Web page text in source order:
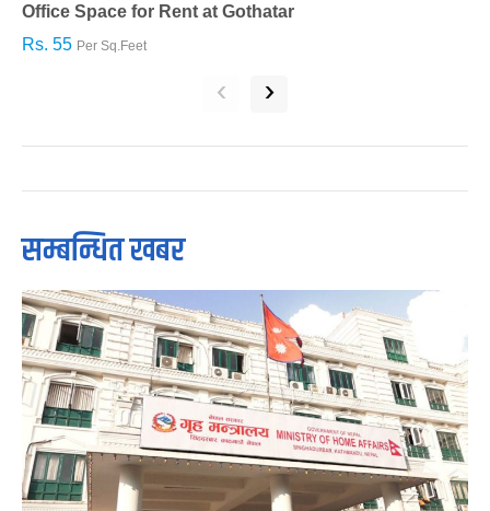
Office Space for Rent at Gothatar
Rs. 55 Per Sq.Feet
‹ ›
सम्बन्धित खबर